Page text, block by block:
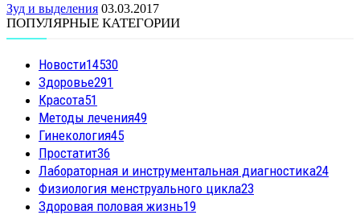
Зуд и выделения 03.03.2017
ПОПУЛЯРНЫЕ КАТЕГОРИИ
Новости14530
Здоровье291
Красота51
Методы лечения49
Гинекология45
Простатит36
Лабораторная и инструментальная диагностика24
Физиология менструального цикла23
Здоровая половая жизнь19